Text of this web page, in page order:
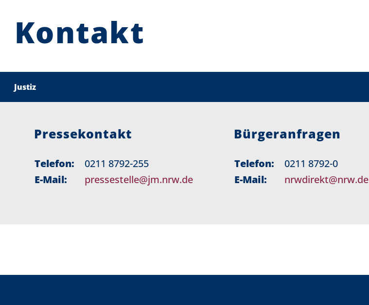
Kontakt
Justiz
Pressekontakt
Telefon:
0211 8792-255
E-Mail:
pressestelle@jm.nrw.de
Bürgeranfragen
Telefon:
0211 8792-0
E-Mail:
nrwdirekt@nrw.de